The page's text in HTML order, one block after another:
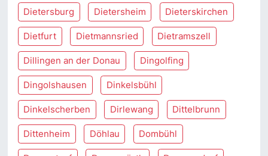
Dietersburg Dietersheim Dieterskirchen
Dietfurt Dietmannsried Dietramszell
Dillingen an der Donau Dingolfing
Dingolshausen Dinkelsbühl
Dinkelscherben Dirlewang Dittelbrunn
Dittenheim Döhlau Dombühl